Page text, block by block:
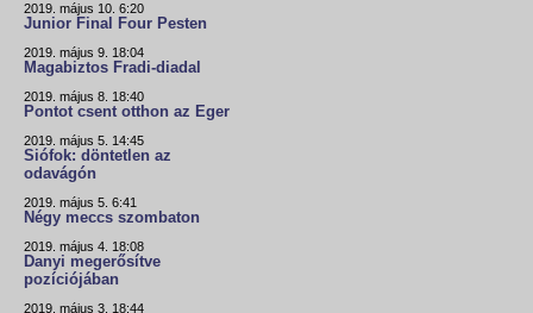
2019. május 10. 6:20
Junior Final Four Pesten
2019. május 9. 18:04
Magabiztos Fradi-diadal
2019. május 8. 18:40
Pontot csent otthon az Eger
2019. május 5. 14:45
Siófok: döntetlen az
odavágón
2019. május 5. 6:41
Négy meccs szombaton
2019. május 4. 18:08
Danyi megerősítve
pozíciójában
2019. május 3. 18:44